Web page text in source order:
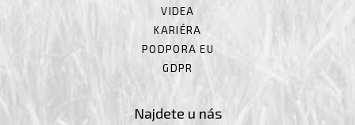
VIDEA
KARIÉRA
PODPORA EU
GDPR
Najdete u nás